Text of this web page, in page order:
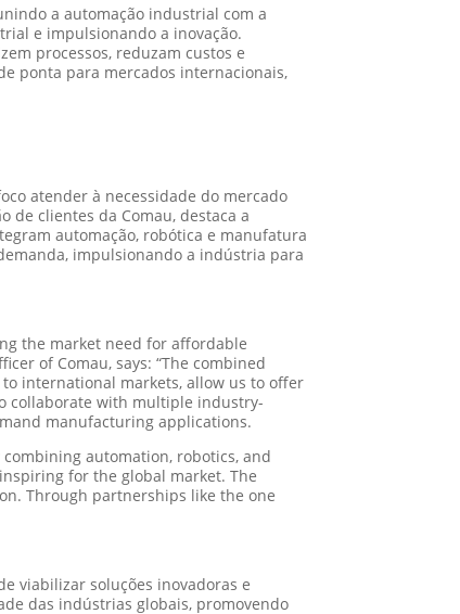
a automação industrial com a
e impulsionando a inovação.
processos, reduzam custos e
ponta para mercados internacionais,
atender à necessidade do mercado
de clientes da Comau, destaca a
automação, robótica e manufatura
impulsionando a indústria para
the market need for affordable
of Comau, says: “The combined
international markets, allow us to offer
collaborate with multiple industry-
manufacturing applications.
automation, robotics, and
for the global market. The
Through partnerships like the one
viabilizar soluções inovadoras e
das indústrias globais, promovendo